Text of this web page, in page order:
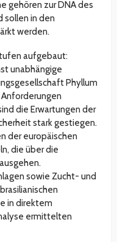
gehören zur DNA des
sollen in den
werden.
aufgebaut:
unabhängige
Phyllum
die Erwartungen der
stark gestiegen.
der europäischen
die über die
sowie Zucht- und
in direktem
ermittelten